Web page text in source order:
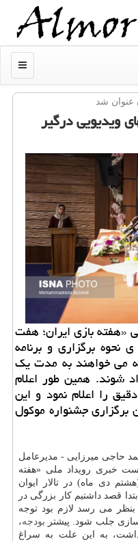
منو
عنوان شد
ویدیویی درگیر
«هفته بازی ایران؛ هفت
نحوه برگزاری و برنامه
می خواهند به مدت یک
شوند. همین طور اعلام
را اعلام نمود و این
برگزاری جشنواره موکول
حاجی میرزایی - مدیرعامل
خبری رویداد ملی «هفته
دی ماه) در تالار ایوان
قصد داشتیم کار بزرگی در
می رسد لازم بود توجه
سازی جلب شود. پیشتر بودجه،
به این علت به سراغ